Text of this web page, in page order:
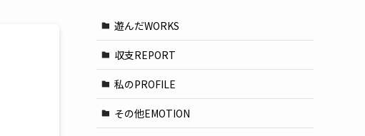
遊んだWORKS
収支REPORT
私のPROFILE
その他EMOTION